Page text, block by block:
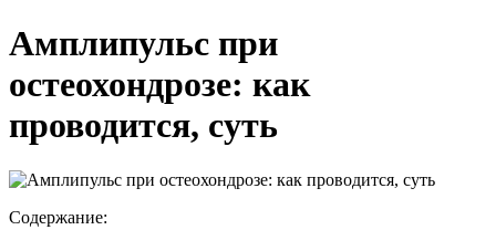
Амплипульс при
остеохондрозе: как
проводится, суть
Содержание: